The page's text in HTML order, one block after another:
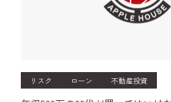
リスク ローン 不動産投資